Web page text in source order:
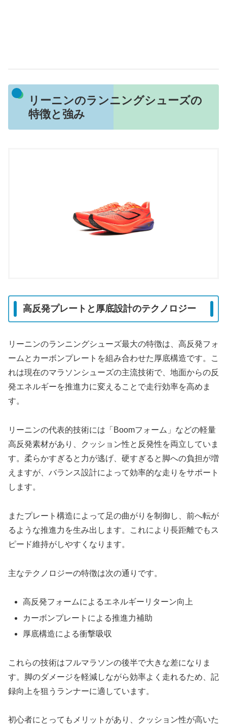
リーニンのランニングシューズの
特徴と強み
高反発プレートと厚底設計のテクノロジー
リーニンのランニングシューズ最大の特徴は、高反発フォ
ームとカーボンプレートを組み合わせた厚底構造です。こ
れは現在のマラソンシューズの主流技術で、地面からの反
発エネルギーを推進力に変えることで走行効率を高めま
す。
リーニンの代表的技術には「Boomフォーム」などの軽量
高反発素材があり、クッション性と反発性を両立していま
す。柔らかすぎると力が逃げ、硬すぎると脚への負担が増
えますが、バランス設計によって効率的な走りをサポート
します。
またプレート構造によって足の曲がりを制御し、前へ転が
るような推進力を生み出します。これにより長距離でもス
ピード維持がしやすくなります。
主なテクノロジーの特徴は次の通りです。
高反発フォームによるエネルギーリターン向上
カーボンプレートによる推進力補助
厚底構造による衝撃吸収
これらの技術はフルマラソンの後半で大きな差になりま
す。脚のダメージを軽減しながら効率よく走れるため、記
録向上を狙うランナーに適しています。
初心者にとってもメリットがあり、クッション性が高いた